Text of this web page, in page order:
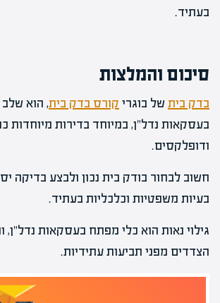
בעתיד.
סיכום והמלצות
בדק ביתשל בוגרי קורס בדק בית, הוא שלב
בעסקאות נדל"ן, במיוחד בדירות מיוחדות
ודופלקסים.
חשוב לבחור בודק בית נכון ולבצע בדיקה
בעיות משפטיות וכלכליות בעתיד.
גילוי נאות הוא כלי מפתח בעסקאות נדל"ן,
הצדדים מפני תביעות עתידיות.